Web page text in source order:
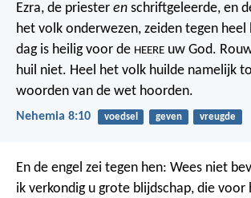
Ezra, de priester en schriftgeleerde, en
het volk onderwezen, zeiden tegen heel
dag is heilig voor de HEERE uw God.
huil niet. Heel het volk huilde namelijk
woorden van de wet hoorden.
Nehemia 8:10 voedsel geven vreugde
En de engel zei tegen hen: Wees niet
ik verkondig u grote blijdschap, die voor